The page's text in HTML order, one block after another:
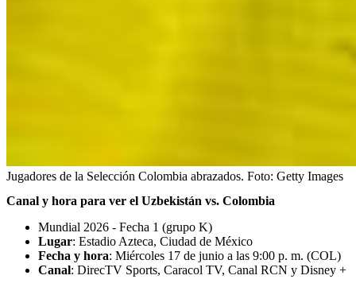
Jugadores de la Selección Colombia abrazados. Foto: Getty Images
Canal y hora para ver el Uzbekistán vs. Colombia
Mundial 2026 - Fecha 1 (grupo K)
Lugar: Estadio Azteca, Ciudad de México
Fecha y hora: Miércoles 17 de junio a las 9:00 p. m. (COL)
Canal: DirecTV Sports, Caracol TV, Canal RCN y Disney +